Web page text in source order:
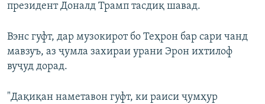
президент Доналд Трамп тасдиқ шавад.
Вэнс гуфт, дар музокирот бо Теҳрон бар сари чанд
мавзуъ, аз ҷумла захираи урани Эрон ихтилоф
вуҷуд дорад.
"Дақиқан наметавон гуфт, ки раиси ҷумҳур